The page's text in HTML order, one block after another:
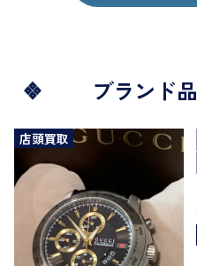
ブランド
店頭買取